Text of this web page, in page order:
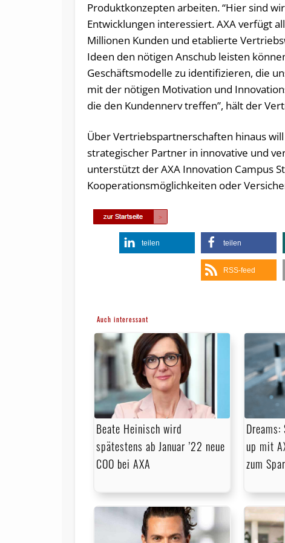
Produktkonzepten arbeiten. “Hier sind
Entwicklungen interessiert. AXA verfügt
Millionen Kunden und etablierte
Ideen den nötigen Anschub leisten
Geschäftsmodelle zu identifizieren, die
mit der nötigen Motivation und
die den Kundennerv treffen”, hält der
Über Vertriebspartnerschaften hinaus
strategischer Partner in innovative und
unterstützt der AXA Innovation Campus
Kooperationsmöglichkeiten oder
teilen teilen
RSS-feed
Auch interessant
Beate Heinisch wird
spätestens ab Januar ’22 neue
COO bei AXA
up mit
zum